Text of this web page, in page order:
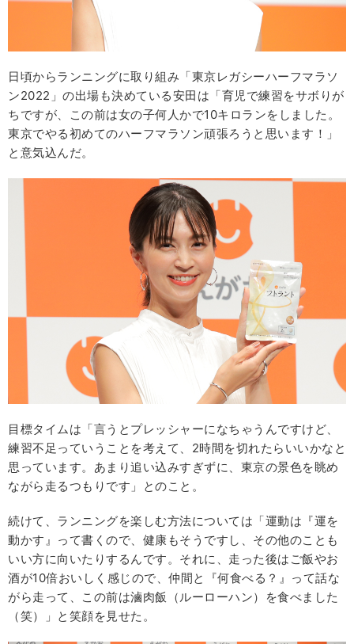
日頃からランニングに取り組み「東京レガシーハーフマラソ
ン2022」の出場も決めている安田は「育児で練習をサボりが
ちですが、この前は女の子何人かで10キロランをしました。
東京でやる初めてのハーフマラソン頑張ろうと思います！」
と意気込んだ。
目標タイムは「言うとプレッシャーになちゃうんですけど、
練習不足っていうことを考えて、2時間を切れたらいいかなと
思っています。あまり追い込みすぎずに、東京の景色を眺め
ながら走るつもりです」とのこと。
続けて、ランニングを楽しむ方法については「運動は『運を
動かす』って書くので、健康もそうですし、その他のことも
いい方に向いたりするんです。それに、走った後はご飯やお
酒が10倍おいしく感じので、仲間と『何食べる？』って話な
がら走って、この前は滷肉飯（ルーローハン）を食べました
（笑）」と笑顔を見せた。